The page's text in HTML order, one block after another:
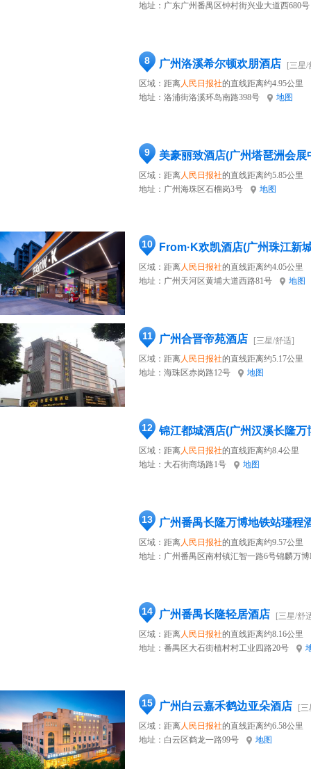
地址： 广东广州番禺区钟村街兴业大道西680号
8 广州洛溪希尔顿欢朋酒店
[三星/
区域：距离人民日报社的直线距离约4.95公里
地址： 洛浦街洛溪环岛南路398号 地图
9 美豪丽致酒店(广州塔琶洲会展
区域：距离人民日报社的直线距离约5.85公里
地址： 广州海珠区石榴岗3号 地图
10 From·K欢凯酒店(广州珠江新
区域：距离人民日报社的直线距离约4.05公里
地址： 广州天河区黄埔大道西路81号 地图
11 广州合晋帝苑酒店
[三星/舒适]
区域：距离人民日报社的直线距离约5.17公里
地址： 海珠区赤岗路12号 地图
12 锦江都城酒店(广州汉溪长隆万
区域：距离人民日报社的直线距离约8.4公里
地址： 大石街商场路1号 地图
13 广州番禺长隆万博地铁站瑾程
区域：距离人民日报社的直线距离约9.57公里
地址： 广州番禺区南村镇汇智一路6号锦麟万
14 广州番禺长隆轻居酒店
[三星/舒
区域：距离人民日报社的直线距离约8.16公里
地址： 番禺区大石街植村村工业四路20号
15 广州白云嘉禾鹤边亚朵酒店
[
区域：距离人民日报社的直线距离约6.58公里
地址： 白云区鹤龙一路99号 地图